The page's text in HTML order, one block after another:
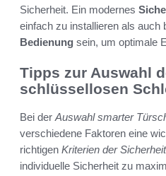
Sicherheit. Ein modernes
einfach zu installieren als auch
Bedienung sein, um optimale
Tipps zur Auswahl
schlüssellosen
Bei der Auswahl smarter
verschiedene Faktoren eine
richtigen Kriterien der Sicherheit
individuelle Sicherheit zu